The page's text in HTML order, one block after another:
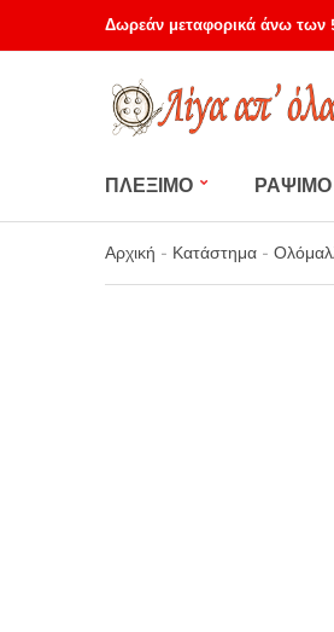
Δωρεάν μεταφορικά άνω των
ΠΛΕΞΙΜΟ ΡΑΨΙΜΟ
Αρχική - Κατάστημα -